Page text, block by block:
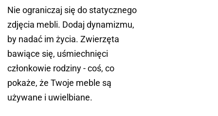
Nie ograniczaj się do statycznego
zdjęcia mebli. Dodaj dynamizmu,
by nadać im życia. Zwierzęta
bawiące się, uśmiechnięci
członkowie rodziny - coś, co
pokaże, że Twoje meble są
używane i uwielbiane.